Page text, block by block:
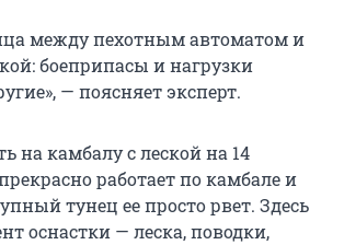
между пехотным автоматом и
боеприпасы и нагрузки
— поясняет эксперт.
на камбалу с леской на 14
работает по камбале и
тунец ее просто рвет. Здесь
оснастки — леска, поводки,